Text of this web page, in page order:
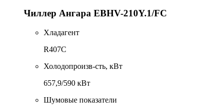
Чиллер Ангара EBHV-210Y.1/FC
Хладагент
R407C
Холодопроизв-сть, кВт
657,9/590 кВт
Шумовые показатели